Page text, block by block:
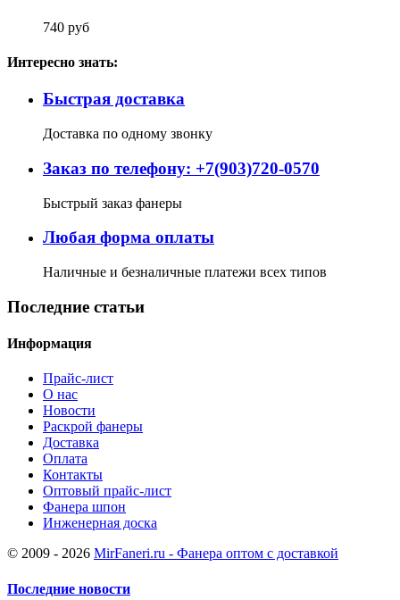
740 руб
Интересно знать:
Быстрая доставка
Доставка по одному звонку
Заказ по телефону: +7(903)720-0570
Быстрый заказ фанеры
Любая форма оплаты
Наличные и безналичные платежи всех типов
Последние статьи
Информация
Прайс-лист
О нас
Новости
Раскрой фанеры
Доставка
Оплата
Контакты
Оптовый прайс-лист
Фанера шпон
Инженерная доска
© 2009 - 2026 MirFaneri.ru - Фанера оптом с доставкой
Последние новости